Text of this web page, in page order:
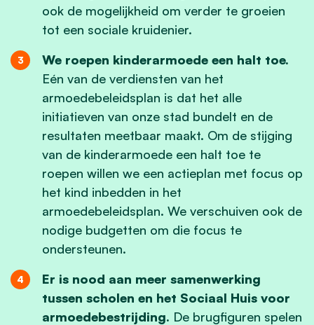
ook de mogelijkheid om verder te groeien
tot een sociale kruidenier.
We roepen kinderarmoede een halt toe.
Eén van de verdiensten van het
armoedebeleidsplan is dat het alle
initiatieven van onze stad bundelt en de
resultaten meetbaar maakt. Om de stijging
van de kinderarmoede een halt toe te
roepen willen we een actieplan met focus op
het kind inbedden in het
armoedebeleidsplan. We verschuiven ook de
nodige budgetten om die focus te
ondersteunen.
Er is nood aan meer samenwerking
tussen scholen en het Sociaal Huis voor
armoedebestrijding. De brugfiguren spelen